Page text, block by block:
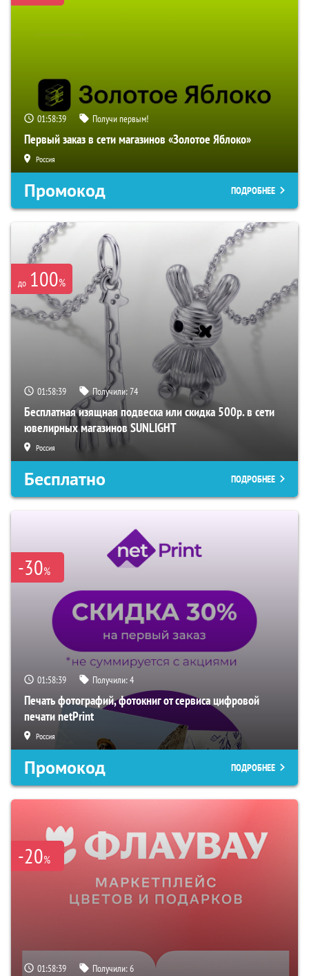
01:58:38 Получи первым!
Первый заказ в сети магазинов «Золотое Яблоко»
Россия
Промокод ПОДРОБНЕЕ
до 100%
01:58:38 Получили:74
Бесплатная изящная подвеска или скидка 500р. в сети
ювелирных магазинов SUNLIGHT
Россия
Бесплатно ПОДРОБНЕЕ
-30%
01:58:38 Получили:4
Печать фотографий, фотокниг от сервиса цифровой
печати netPrint
Россия
Промокод ПОДРОБНЕЕ
-20%
01:58:38 Получили:6